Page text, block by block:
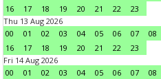
16
17 18 19 20 21 22
23
Thu 13 Aug 2026
00
01 02 03 04 05 06 07 08
16
17 18 19 20 21 22
23
Fri 14 Aug 2026
00
01 02 03 04 05 06 07 08